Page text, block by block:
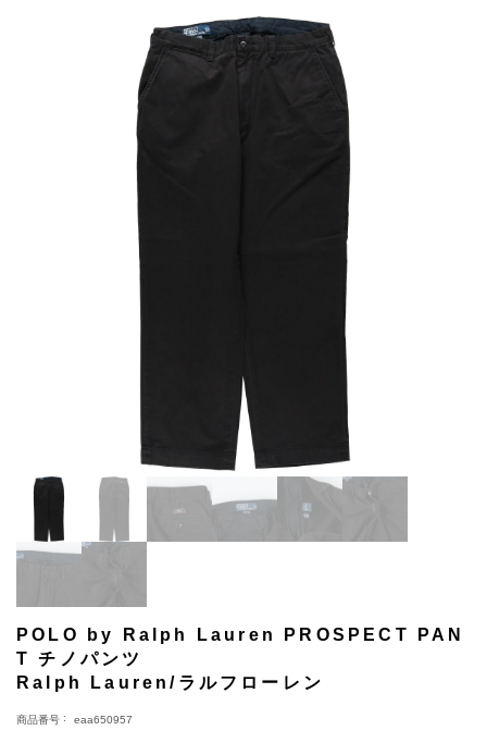
POLO by Ralph Lauren PROSPECT PAN
T チノパンツ
Ralph Lauren/ラルフローレン
商品番号 eaa650957